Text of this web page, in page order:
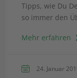
Tipps, wie Du
so immer den
Mehr erfahren
24. Januar